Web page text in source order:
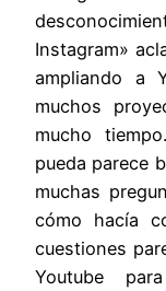
Instagram»
ampliando a
muchos
mucho
pueda parece
muchas
cómo hacía
cuestiones
Youtube